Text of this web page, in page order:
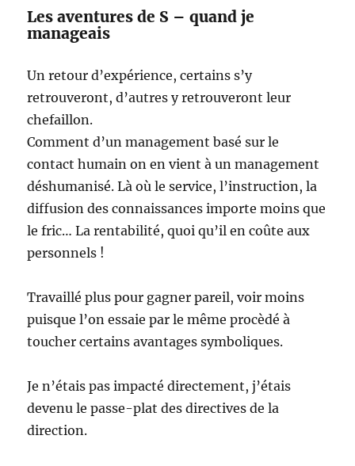
Les aventures de S – quand je
manageais
Un retour d’expérience, certains s’y
retrouveront, d’autres y retrouveront leur
chefaillon.
Comment d’un management basé sur le
contact humain on en vient à un management
déshumanisé. Là où le service, l’instruction, la
diffusion des connaissances importe moins que
le fric… La rentabilité, quoi qu’il en coûte aux
personnels !
Travaillé plus pour gagner pareil, voir moins
puisque l’on essaie par le même procèdé à
toucher certains avantages symboliques.
Je n’étais pas impacté directement, j’étais
devenu le passe-plat des directives de la
direction.